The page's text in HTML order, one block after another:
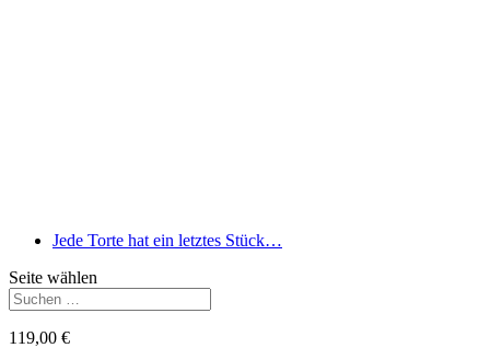
Jede Torte hat ein letztes Stück…
Seite wählen
119,00 €